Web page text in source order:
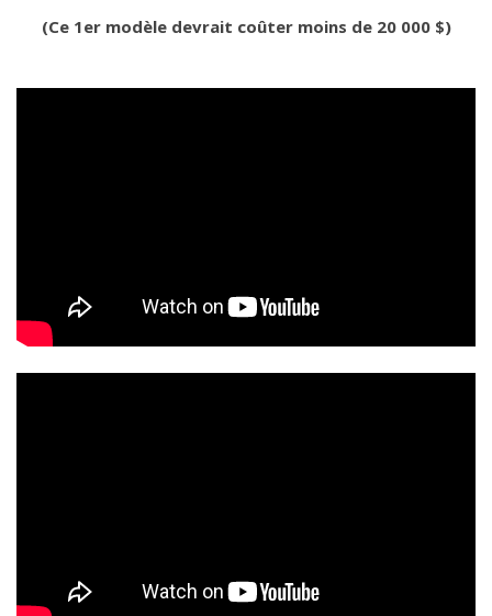
(Ce 1er modèle devrait coûter moins de 20 000 $)